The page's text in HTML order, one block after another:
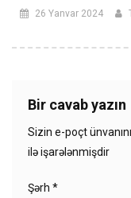
26 Yanvar 2024
Bir cavab yazın
Sizin e-poçt
ilə işarələnmişdir
Şərh *